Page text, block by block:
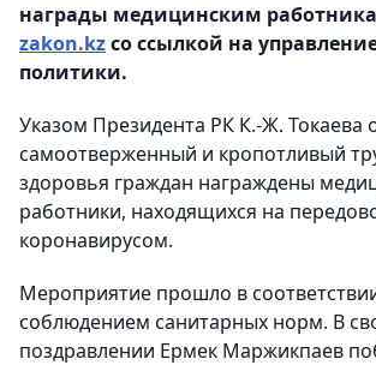
награды медицинским
zakon.kzсо ссылкой на
политики.
Указом Президента РК К.-Ж. Токаева
самоотверженный и кропотливый
здоровья граждан награждены
работники, находящихся на
коронавирусом.
Мероприятие прошло в
соблюдением санитарных норм. В
поздравлении Ермек Маржикпаев